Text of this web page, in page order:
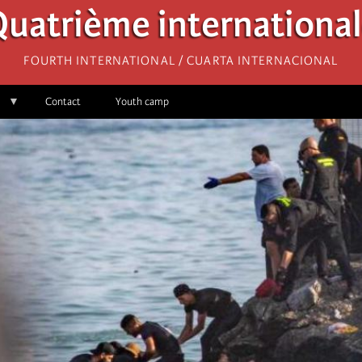
Fourth International / Cuarta Internacional
Contact Youth camp